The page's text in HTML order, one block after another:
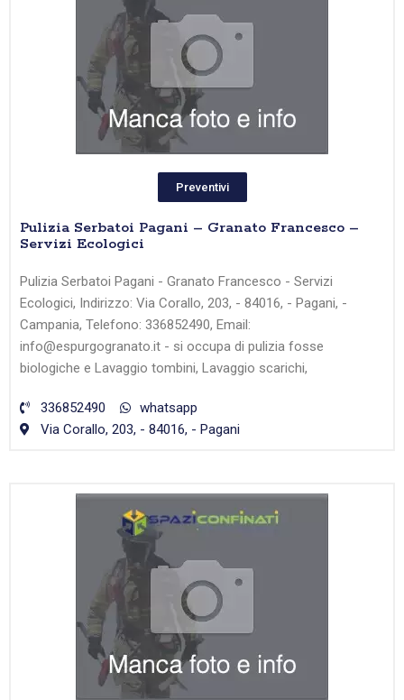
Preventivi
Pulizia Serbatoi Pagani – Granato Francesco –
Servizi Ecologici
Pulizia Serbatoi Pagani - Granato Francesco - Servizi
Ecologici, Indirizzo: Via Corallo, 203, - 84016, - Pagani, -
Campania, Telefono: 336852490, Email:
info@espurgogranato.it - si occupa di pulizia fosse
biologiche e Lavaggio tombini, Lavaggio scarichi,
336852490
whatsapp
Via Corallo, 203, - 84016, - Pagani